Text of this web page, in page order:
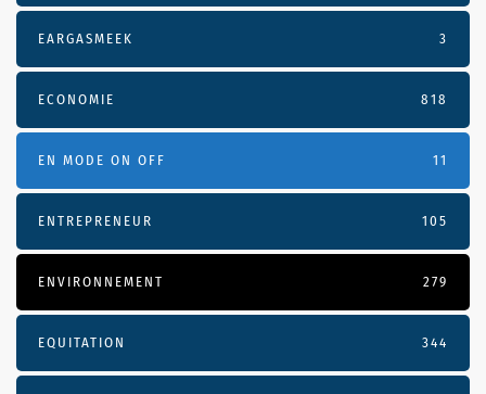
EARGASMEEK 3
ECONOMIE 818
EN MODE ON OFF 11
ENTREPRENEUR 105
ENVIRONNEMENT 279
EQUITATION 344